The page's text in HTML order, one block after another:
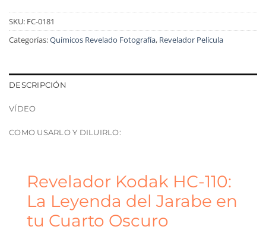
SKU: FC-0181
Categorías:Químicos Revelado Fotografía, Revelador Película
DESCRIPCIÓN
VÍDEO
COMO USARLO Y DILUIRLO:
Revelador Kodak HC-110:
La Leyenda del Jarabe en
tu Cuarto Oscuro